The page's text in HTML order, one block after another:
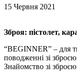
15 Червня 2021
Зброя: пістолет,
“BEGINNER” – для
поводженні зі
Знайомство зі